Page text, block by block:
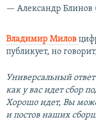
— Александр Блинов
Владимир Милов
публикует, но
Универсальный
как у вас идет сбор
Хорошо идет, Вы
и постов наших